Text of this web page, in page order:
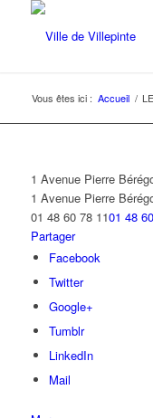
Vous êtes ici : Accueil /
1 Avenue Pierre
1 Avenue Pierre
01 48 60 78 1101 48
Partager
Facebook
Twitter
Google+
Tumblr
LinkedIn
Mail